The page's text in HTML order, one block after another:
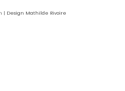
| Design Mathilde Rivoire